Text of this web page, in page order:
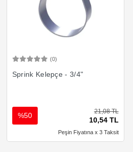
(0)
Sprink Kelepçe - 3/4"
21,08 TL
10,54 TL
%50
Peşin Fiyatına x 3 Taksit